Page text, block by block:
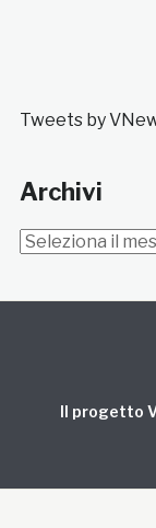
Tweets by
Archivi
Archivi
Il progetto